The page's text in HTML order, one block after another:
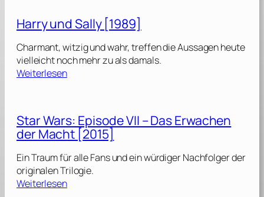
s
o
d
e
–
D
r
A
u
r
W
a
r
s
p
i
s
o
d
e
Harry und Sally [1989]
Charmant, witzig und wahr, treffen die Aussagen heute
vielleicht noch mehr zu als damals.
Weiterlesen:
r
y
n
d
S
Star Wars: Episode VII – Das Erwachen
der Macht [2015]
Ein Traum für alle Fans und ein würdiger Nachfolger der
originalen Trilogie.
Weiterlesen: